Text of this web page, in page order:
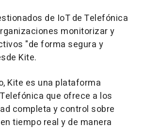
de IoT de Telefónica
monitorizar y
"de forma segura y
Kite.
Kite es una plataforma
que ofrece a los
completa y control sobre
tiempo real y de manera